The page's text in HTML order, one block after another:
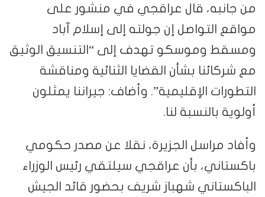
من جانبه، قال عراقجي في منشور على
مواقع التواصل إن جولته إلى إسلام آباد
ومسقط وموسكو تهدف إلى “التنسيق الوثيق
مع شركائنا بشأن القضايا الثنائية ومناقشة
التطورات الإقليمية”. وأضاف: جيراننا يمثلون
أولوية بالنسبة لنا.
وأفاد مراسل الجزيرة، نقلا عن مصدر حكومي
باكستاني، بأن عراقجي سيلتقي رئيس الوزراء
الباكستاني شهباز شريف بحضور قائد الجيش